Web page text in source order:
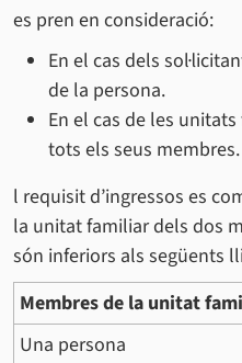
es pren en consideració:
En el cas dels
de la persona.
En el cas de les
tots els seus membres.
l requisit d’ingressos es
la unitat familiar dels dos
són inferiors als següents
Membres de la unitat
Una persona